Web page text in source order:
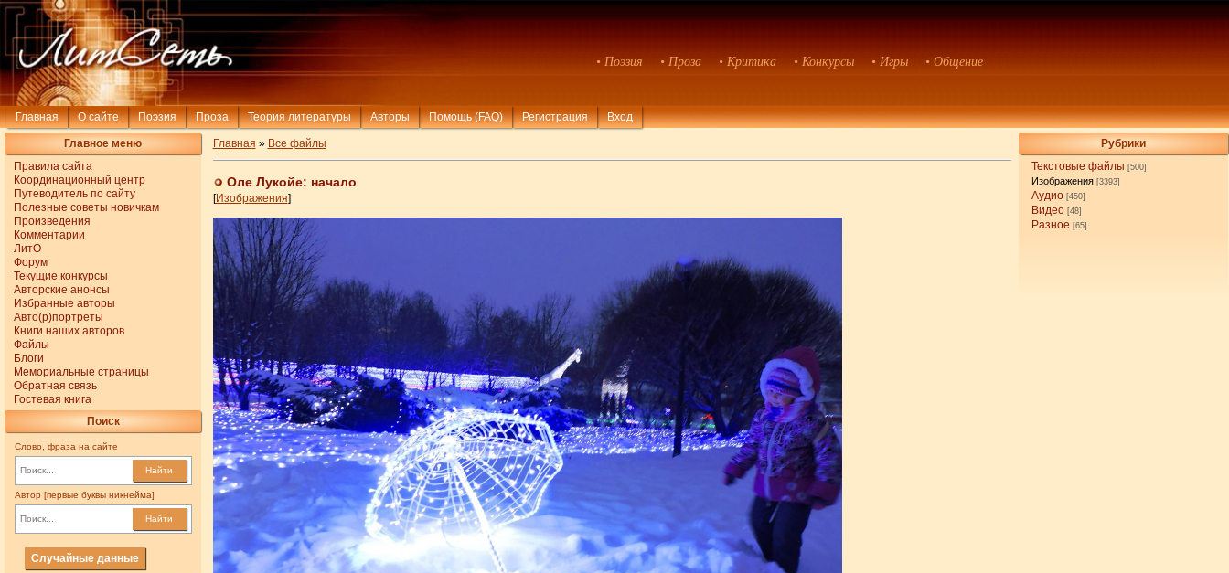
• Поэзия • Проза • Критика • Конкурсы • Игры • Общение
Главная О сайте Поэзия Проза Теория литературы Авторы Помощь (FAQ) Регистрация Вход
Главное меню
Правила сайта
Координационный центр
Путеводитель по сайту
Полезные советы новичкам
Произведения
Комментарии
ЛитО
Форум
Текущие конкурсы
Авторские анонсы
Избранные авторы
Авто(р)портреты
Книги наших авторов
Файлы
Блоги
Мемориальные страницы
Обратная связь
Гостевая книга
Поиск
Слово, фраза на сайте
Найти
Автор [первые буквы никнейма]
Найти
Случайные данные
Рубрики
Текстовые файлы [500]
Изображения [3393]
Аудио [450]
Видео [48]
Разное [65]
Главная » Все файлы
Оле Лукойе: начало
[Изображения]